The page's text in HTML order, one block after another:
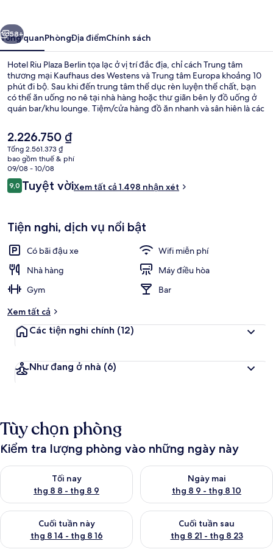
Tiếp
58+
Tổng quanPhòngĐịa điểmChính sách
Hotel Riu Plaza Berlin tọa lạc ở vị trí đắc địa, chỉ cách Trung tâm
thương mại Kaufhaus des Westens và Trung tâm Europa khoảng 10
phút đi bộ. Sau khi đến trung tâm thể dục rèn luyện thể chất, bạn
có thể ăn uống no nê tại nhà hàng hoặc thư giãn bên ly đồ uống ở
quán bar/khu lounge. Tiệm/cửa hàng đồ ăn nhanh và sân hiên là các
giữa nơi lưu trú và trạm giao thông công cộng, như cách Ga U-Bahn
Wittenbergplatz 4 phút và cách Ga U-Bahn Nollendorfplatz 8 phút
đi bộ.
Giá
hiện
tại
là
2.226.750 ₫
2.226.750 ₫
Tổng 2.561.373 ₫
bao gồm thuế & phí
09/08 - 10/08
Nhận
xét
9,09,0 trên 10,
Tuyệt vờiXem tất cả 1.498 nhận xét
Tiện nghi, dịch vụ nổi bật
Có bãi đậu xe
Wifi miễn phí
Nhà hàng
Máy điều hòa
Gym
Bar
Xem tất cả
Các tiện nghi chính (12)
Như đang ở nhà (6)
Tùy chọn phòng
Kiểm tra lượng phòng vào những ngày này
Tối nay
thg 8 8 - thg 8 9
Kiểm tra lượng phòng tối nay từ thg 8 8 - thg 8 9
Ngày mai
thg 8 9 - thg 8 10
Kiểm tra lượng phòng ngày
Cuối tuần này
thg 8 14 - thg 8 16
Kiểm tra lượng phòng cuối tuần này từ thg 8 14 - thg 8 16
Cuối tuần sau
thg 8 21 - thg 8 23
Kiểm tra lượng phòng cuối